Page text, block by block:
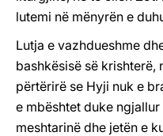
lutemi në mënyrën e
Lutja e vazhdueshme
bashkësisë së krishterë,
përtërirë se Hyji nuk e
e mbështet duke
meshtarinë dhe jetën e